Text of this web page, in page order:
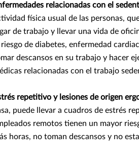
relacionadas con el
física usual de las personas,
de trabajo y llevar una vida de
de diabetes, enfermedad
descansos en su trabajo y hacer
relacionadas con el trabajo
repetitivo y lesiones de origen
puede llevar a cuadros de estrés
remotos tienen un mayor
horas, no toman descansos y no